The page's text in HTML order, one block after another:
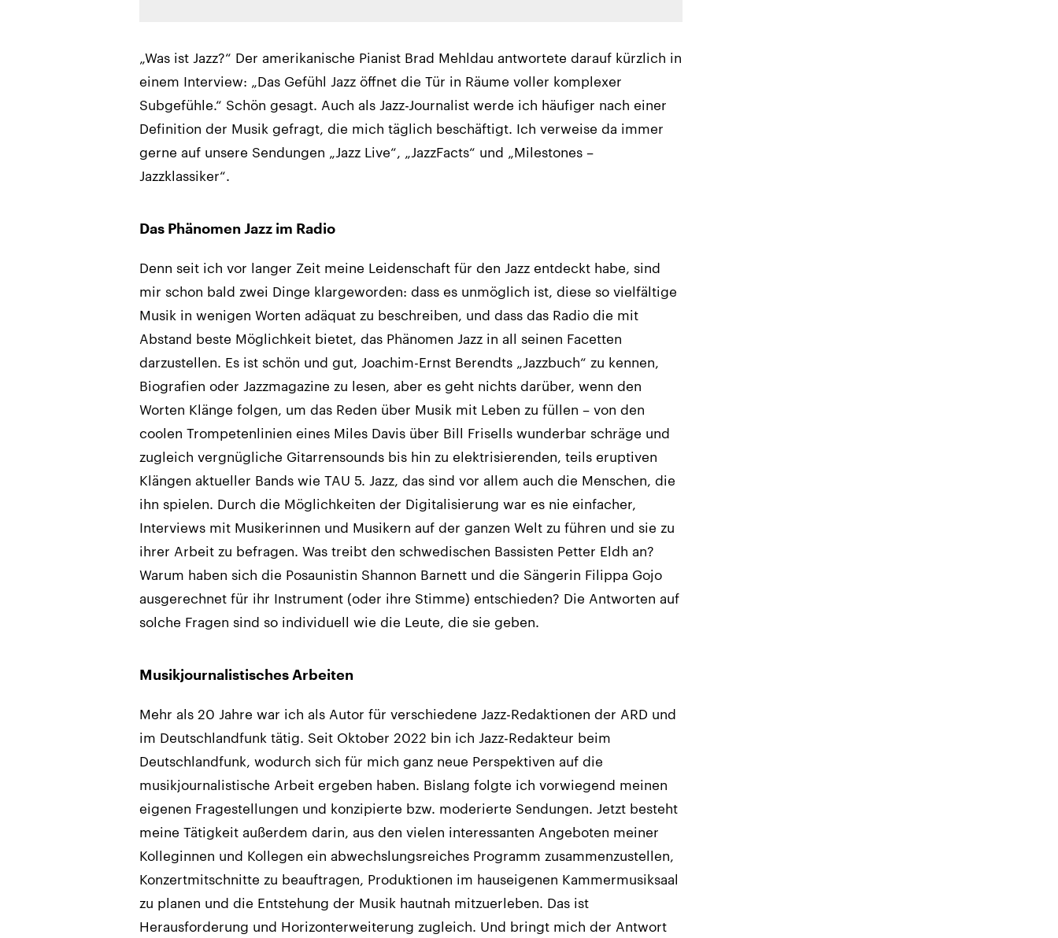
„Was ist Jazz?“ Der amerikanische Pianist Brad Mehldau antwortete darauf kürzlich in
einem Interview: „Das Gefühl Jazz öffnet die Tür in Räume voller komplexer
Subgefühle.“ Schön gesagt. Auch als Jazz-Journalist werde ich häufiger nach einer
Definition der Musik gefragt, die mich täglich beschäftigt. Ich verweise da immer
gerne auf unsere Sendungen „Jazz Live“, „JazzFacts“ und „Milestones –
Jazzklassiker“.
Das Phänomen Jazz im Radio
Denn seit ich vor langer Zeit meine Leidenschaft für den Jazz entdeckt habe, sind
mir schon bald zwei Dinge klargeworden: dass es unmöglich ist, diese so vielfältige
Musik in wenigen Worten adäquat zu beschreiben, und dass das Radio die mit
Abstand beste Möglichkeit bietet, das Phänomen Jazz in all seinen Facetten
darzustellen. Es ist schön und gut, Joachim-Ernst Berendts „Jazzbuch“ zu kennen,
Biografien oder Jazzmagazine zu lesen, aber es geht nichts darüber, wenn den
Worten Klänge folgen, um das Reden über Musik mit Leben zu füllen – von den
coolen Trompetenlinien eines Miles Davis über Bill Frisells wunderbar schräge und
zugleich vergnügliche Gitarrensounds bis hin zu elektrisierenden, teils eruptiven
Klängen aktueller Bands wie TAU 5. Jazz, das sind vor allem auch die Menschen, die
ihn spielen. Durch die Möglichkeiten der Digitalisierung war es nie einfacher,
Interviews mit Musikerinnen und Musikern auf der ganzen Welt zu führen und sie zu
ihrer Arbeit zu befragen. Was treibt den schwedischen Bassisten Petter Eldh an?
Warum haben sich die Posaunistin Shannon Barnett und die Sängerin Filippa Gojo
ausgerechnet für ihr Instrument (oder ihre Stimme) entschieden? Die Antworten auf
solche Fragen sind so individuell wie die Leute, die sie geben.
Musikjournalistisches Arbeiten
Mehr als 20 Jahre war ich als Autor für verschiedene Jazz-Redaktionen der ARD und
im Deutschlandfunk tätig. Seit Oktober 2022 bin ich Jazz-Redakteur beim
Deutschlandfunk, wodurch sich für mich ganz neue Perspektiven auf die
musikjournalistische Arbeit ergeben haben. Bislang folgte ich vorwiegend meinen
eigenen Fragestellungen und konzipierte bzw. moderierte Sendungen. Jetzt besteht
meine Tätigkeit außerdem darin, aus den vielen interessanten Angeboten meiner
Kolleginnen und Kollegen ein abwechslungsreiches Programm zusammenzustellen,
Konzertmitschnitte zu beauftragen, Produktionen im hauseigenen Kammermusiksaal
zu planen und die Entstehung der Musik hautnah mitzuerleben. Das ist
Herausforderung und Horizonterweiterung zugleich. Und bringt mich der Antwort